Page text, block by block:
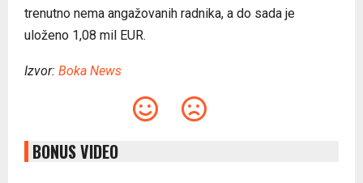
trenutno nema angažovanih radnika, a do sada je
uloženo 1,08 mil EUR.
Izvor: Boka News
BONUS VIDEO